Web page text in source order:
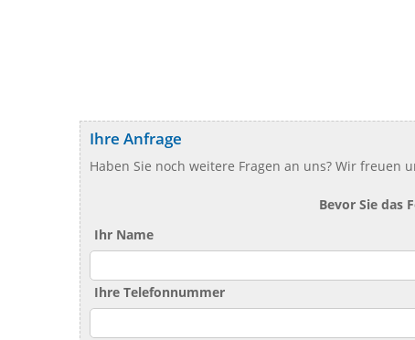
Ihre Anfrage
Haben Sie noch weitere Fragen an uns? Wir freuen
Bevor Sie das
Ihr Name
Ihre Telefonnummer